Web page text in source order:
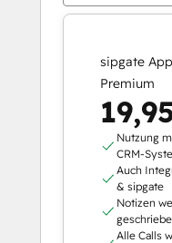
sipgate
Premium
Nutzung
CRM-
Auch
& sipgate
Notizen
Alle Calls